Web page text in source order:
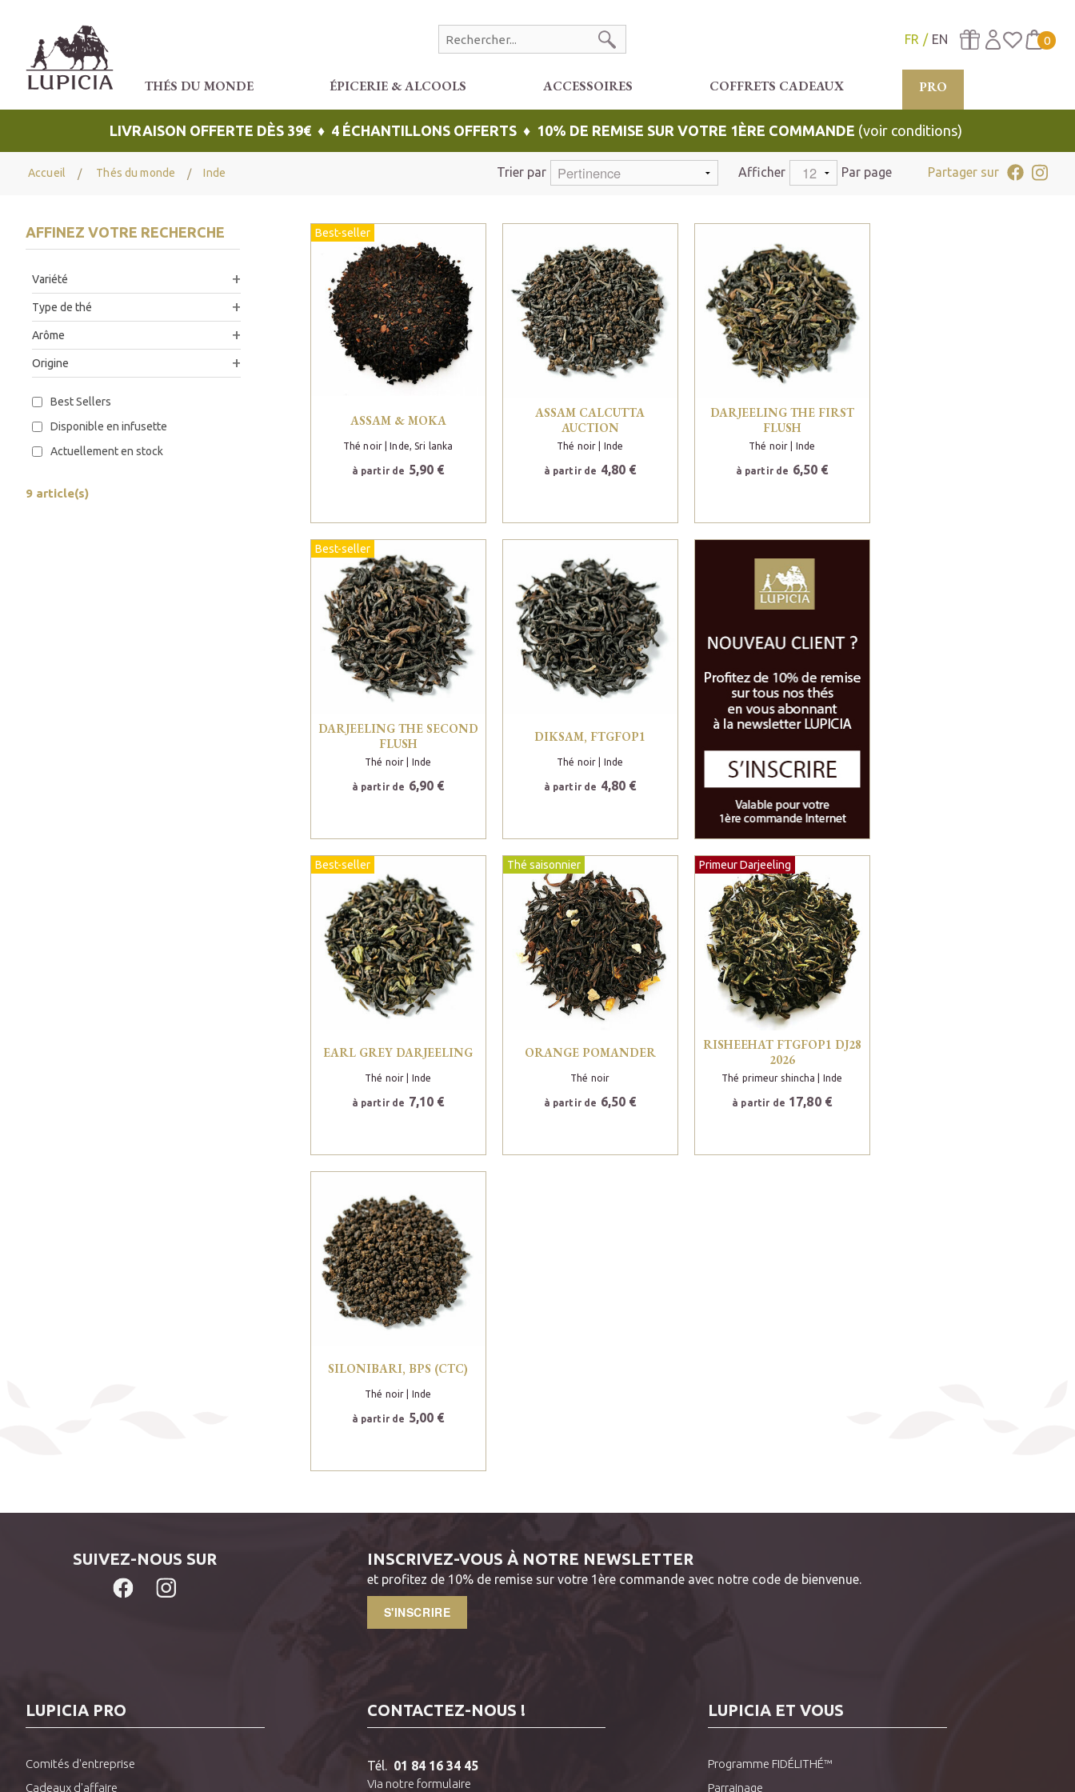
FR EN 0
THÉS DU MONDE ÉPICERIE & ALCOOLS ACCESSOIRES COFFRETS CADEAUX PRO
LIVRAISON OFFERTE DÈS 39€ ♦ 4 ÉCHANTILLONS OFFERTS ♦ 10% DE REMISE SUR VOTRE 1ÈRE COMMANDE (voir conditions)
Accueil Thés du monde Inde Trier par Afficher Par page Partager sur
AFFINEZ VOTRE RECHERCHE
Variété
Type de thé
Arôme
Origine
Best Sellers
Disponible en infusette
Actuellement en stock
9 article(s)
Best-seller
ASSAM & MOKA
Thé noir| Inde, Sri lanka
à partir de 5,90 €
ASSAM CALCUTTA
AUCTION
Thé noir | Inde
à partir de 4,80 €
DARJEELING THE FIRST
FLUSH
Thé noir | Inde
à partir de 6,50 €
Best-seller
DARJEELING THE SECOND
FLUSH
Thé noir | Inde
à partir de 6,90 €
DIKSAM, FTGFOP1
Thé noir | Inde
à partir de 4,80 €
Best-seller
EARL GREY DARJEELING
Thé noir | Inde
à partir de 7,10 €
Thé saisonnier
ORANGE POMANDER
Thé noir
à partir de 6,50 €
Primeur Darjeeling
RISHEEHAT FTGFOP1 DJ28
2026
Thé primeur shincha | Inde
à partir de 17,80 €
SILONIBARI, BPS (CTC)
Thé noir | Inde
à partir de 5,00 €
SUIVEZ-NOUS SUR INSCRIVEZ-VOUS À NOTRE NEWSLETTER
et profitez de 10% de remise sur votre 1ère commande avec notre code de bienvenue.
S'INSCRIRE
LUPICIA PRO
Comités d'entreprise
Cadeaux d'affaire
CONTACTEZ-NOUS !
Tél. 01 84 16 34 45
Via notre formulaire
LUPICIA ET VOUS
Programme FIDÉLITHÉ™
Parrainage